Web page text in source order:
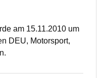
am 15.11.2010 um
DEU, Motorsport,